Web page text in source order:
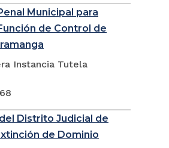
Municipal para
de Control de
Instancia Tutela
Distrito Judicial de
de Dominio